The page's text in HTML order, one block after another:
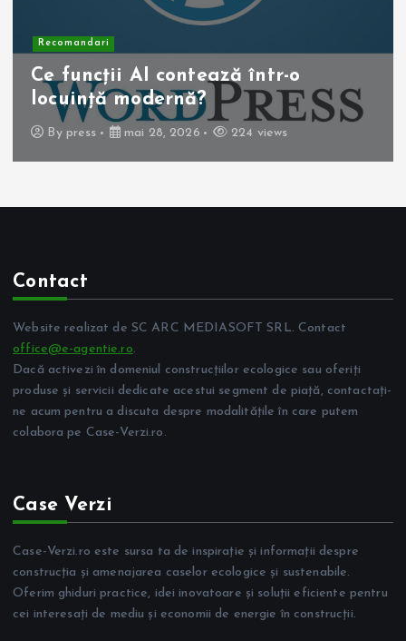
Recomandari
Operația de colecist laparoscopică:
beneficii pentru pacient
By press mai 10, 2026 263 views
Contact
Website realizat de SC ARC MEDIASOFT SRL. Contact
office@e-agentie.ro.
Dacă activezi în domeniul construcțiilor ecologice sau oferiți
produse și servicii dedicate acestui segment de piață, contactați-
ne acum pentru a discuta despre modalitățile în care putem
colabora pe Case-Verzi.ro.
Case Verzi
Case-Verzi.ro este sursa ta de inspirație și informații despre
construcția și amenajarea caselor ecologice și sustenabile.
Oferim ghiduri practice, idei inovatoare și soluții eficiente pentru
cei interesați de mediu și economii de energie în construcții.